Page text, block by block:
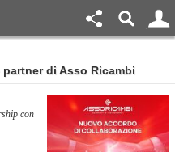
di Asso Ricambi
con